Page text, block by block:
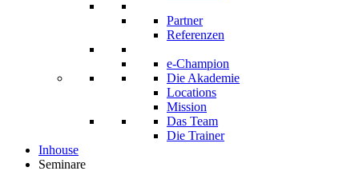
Partner
Referenzen
e-Champion
Die Akademie
Locations
Mission
Das Team
Die Trainer
Inhouse
Seminare